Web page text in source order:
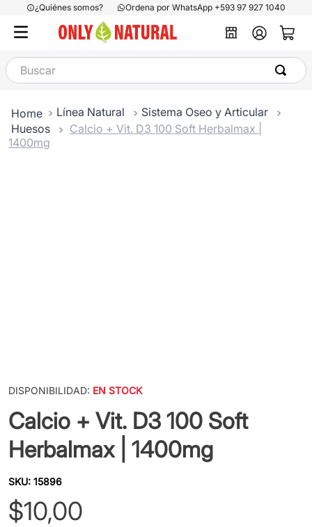
¿Quiénes somos? Ordena por WhatsApp +593 97 927 1040
Buscar
Línea Natural
Sistema Oseo y Articular
Huesos
Calcio + Vit. D3 100 Soft Herbalmax |
1400mg
DISPONIBILIDAD: EN STOCK
Calcio + Vit. D3 100 Soft
Herbalmax | 1400mg
SKU:15896
$10,00